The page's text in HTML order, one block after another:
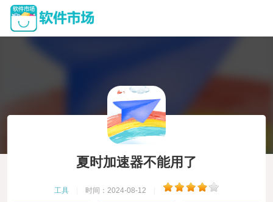
夏时加速器不能用了
工具 时间：2024-08-12